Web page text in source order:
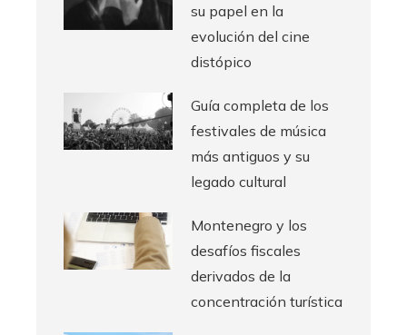
su papel en la
evolución del cine
distópico
Guía completa de los
festivales de música
más antiguos y su
legado cultural
Montenegro y los
desafíos fiscales
derivados de la
concentración turística